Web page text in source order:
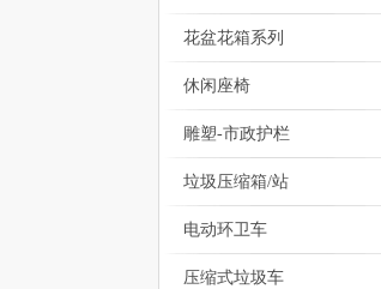
花盆花箱系列
休闲座椅
雕塑-市政护栏
垃圾压缩箱/站
电动环卫车
压缩式垃圾车